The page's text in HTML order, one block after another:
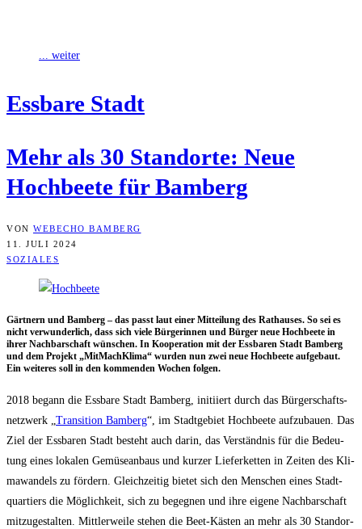
... weiter
Ess­ba­re Stadt
Mehr als 30 Stand­or­te: Neue
Hoch­bee­te für Bamberg
VON WEBECHO BAMBERG
11. JULI 2024
SOZIALES
Gärt­nern und Bam­berg – das passt laut einer Mit­tei­lung des Rat­hau­ses. So sei es
nicht ver­wun­der­lich, dass sich vie­le Bür­ge­rin­nen und Bür­ger neue Hoch­bee­te in
ihrer Nach­bar­schaft wün­schen. In Koope­ra­ti­on mit der Ess­ba­ren Stadt Bam­berg
und dem Pro­jekt „Mit­Mach­Kli­ma“ wur­den nun zwei neue Hoch­bee­te auf­ge­baut.
Ein wei­te­res soll in den kom­men­den Wochen folgen.
2018 begann die Ess­ba­re Stadt Bam­berg, initi­iert durch das Bür­ger­schafts­
netz­werk „Tran­si­ti­on Bam­berg“, im Stadt­ge­biet Hoch­bee­te auf­zu­bau­en. Das
Ziel der Ess­ba­ren Stadt besteht auch dar­in, das Ver­ständ­nis für die Bedeu­
tung eines loka­len Gemü­se­an­baus und kur­zer Lie­fer­ket­ten in Zei­ten des Kli­
ma­wan­dels zu för­dern. Gleich­zei­tig bie­tet sich den Men­schen eines Stadt­
quar­tiers die Mög­lich­keit, sich zu begeg­nen und ihre eige­ne Nach­bar­schaft
mit­zu­ge­stal­ten. Mitt­ler­wei­le ste­hen die Beet-Käs­ten an mehr als 30 Stand­or­